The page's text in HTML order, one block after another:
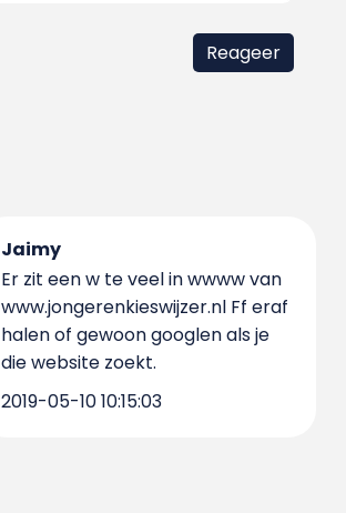
Jaimy
Er zit een w te veel in wwww van
www.jongerenkieswijzer.nl Ff eraf
halen of gewoon googlen als je
die website zoekt.
2019-05-10 10:15:03